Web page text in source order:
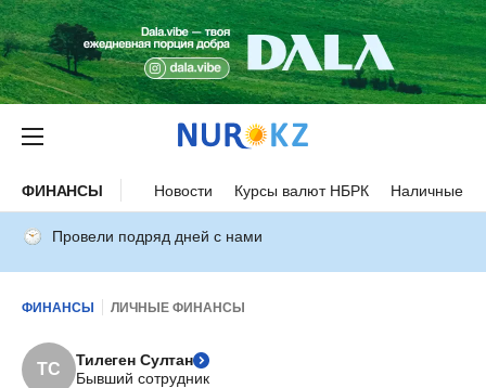
ФИНАНСЫ Новости Курсы валют НБРК Наличные
Провели подряд дней с нами
ФИНАНСЫ ЛИЧНЫЕ ФИНАНСЫ
ТС
Тилеген Султан
Бывший сотрудник